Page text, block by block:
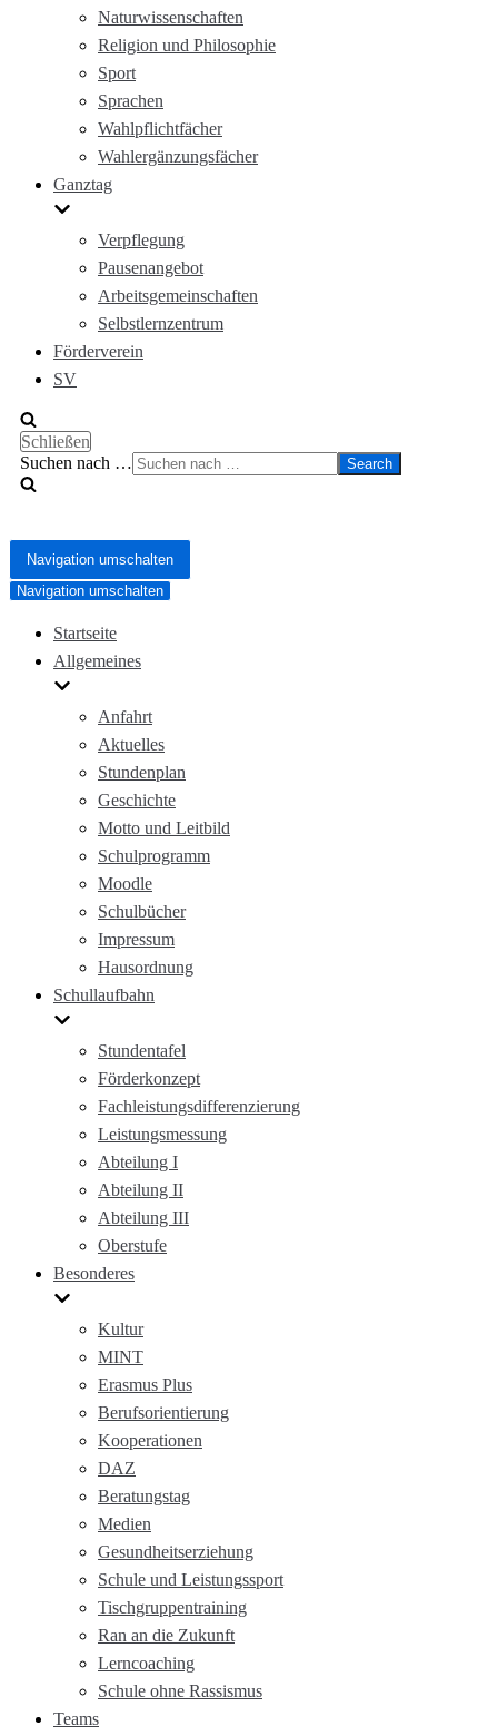
Naturwissenschaften
Religion und Philosophie
Sport
Sprachen
Wahlpflichtfächer
Wahlergänzungsfächer
Ganztag
Verpflegung
Pausenangebot
Arbeitsgemeinschaften
Selbstlernzentrum
Förderverein
SV
Schließen
Suchen nach …
Navigation umschalten
Navigation umschalten
Startseite
Allgemeines
Anfahrt
Aktuelles
Stundenplan
Geschichte
Motto und Leitbild
Schulprogramm
Moodle
Schulbücher
Impressum
Hausordnung
Schullaufbahn
Stundentafel
Förderkonzept
Fachleistungsdifferenzierung
Leistungsmessung
Abteilung I
Abteilung II
Abteilung III
Oberstufe
Besonderes
Kultur
MINT
Erasmus Plus
Berufsorientierung
Kooperationen
DAZ
Beratungstag
Medien
Gesundheitserziehung
Schule und Leistungssport
Tischgruppentraining
Ran an die Zukunft
Lerncoaching
Schule ohne Rassismus
Teams